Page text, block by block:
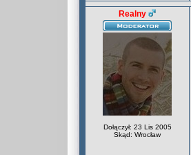
Realny
Dołączył: 23 Lis 2005
Skąd: Wrocław